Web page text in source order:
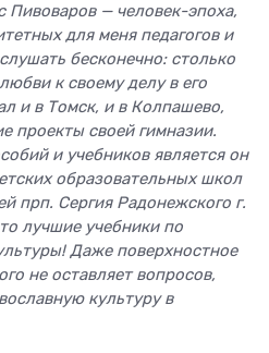
Пивоваров — человек-эпоха,
для меня педагогов и
бесконечно: столько
к своему делу в его
и в Томск, и в Колпашево,
проекты своей гимназии.
и учебников является он
образовательных школ
прп. Сергия Радонежского г.
лучшие учебники по
Даже поверхностное
не оставляет вопросов,
культуру в